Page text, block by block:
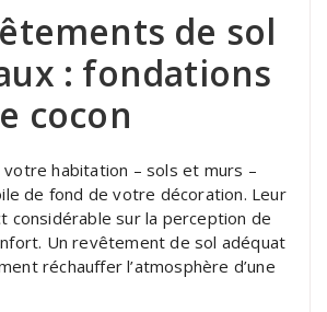
de sol
: fondations
cocon
votre habitation – sols et murs –
de fond de votre décoration. Leur
considérable sur la perception de
Un revêtement de sol adéquat
réchauffer l’atmosphère d’une